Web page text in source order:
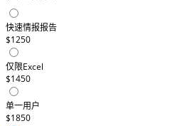
快速情报报告
$1250
仅限Excel
$1450
单一用户
$1850